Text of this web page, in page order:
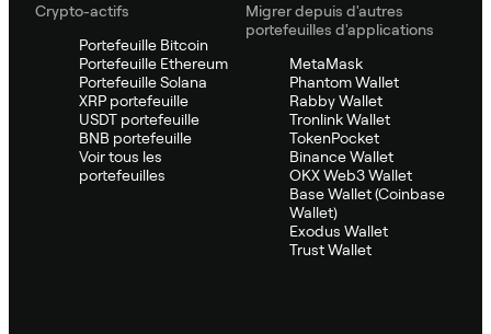
Crypto-actifs
Portefeuille Bitcoin
Portefeuille Ethereum
Portefeuille Solana
XRP portefeuille
USDT portefeuille
BNB portefeuille
Voir tous les
portefeuilles
Migrer depuis d'autres
portefeuilles d'applications
MetaMask
Phantom Wallet
Rabby Wallet
Tronlink Wallet
TokenPocket
Binance Wallet
OKX Web3 Wallet
Base Wallet (Coinbase
Wallet)
Exodus Wallet
Trust Wallet